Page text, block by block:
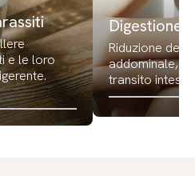
e le loro
Digestione
Riduzione del
addominale,
transito